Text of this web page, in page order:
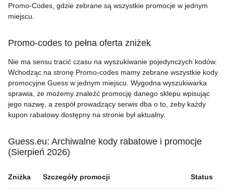
Promo-Codes, gdzie zebrane są wszystkie promocje w jednym
miejscu.
Promo-codes to pełna oferta zniżek
Nie ma sensu tracić czasu na wyszukiwanie pojedynczych kodów.
Wchodząc na stronę Promo-codes mamy zebrane wszystkie kody
promocyjne Guess w jednym miejscu. Wygodna wyszukiwarka
sprawia, że możemy znaleźć promocję danego sklepu wpisując
jego nazwę, a zespół prowadzący serwis dba o to, żeby każdy
kupon rabatowy dostępny na stronie był aktualny.
Guess.eu: Archiwalne kody rabatowe i promocje
(Sierpień 2026)
Zniżka Szczegóły promocji Status